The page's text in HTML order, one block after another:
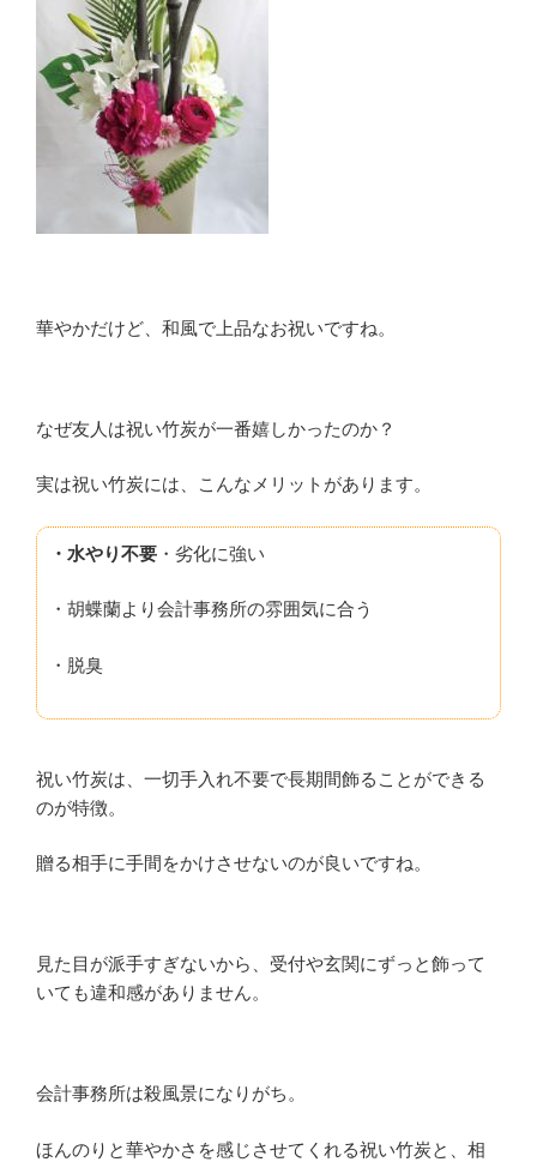
華やかだけど、和風で上品なお祝いですね。
なぜ友人は祝い竹炭が一番嬉しかったのか？
実は祝い竹炭には、こんなメリットがあります。
・水やり不要 ・劣化に強い
・胡蝶蘭より会計事務所の雰囲気に合う
・脱臭
祝い竹炭は、一切手入れ不要で長期間飾ることができる
のが特徴。
贈る相手に手間をかけさせないのが良いですね。
見た目が派手すぎないから、受付や玄関にずっと飾って
いても違和感がありません。
会計事務所は殺風景になりがち。
ほんのりと華やかさを感じさせてくれる祝い竹炭と、相